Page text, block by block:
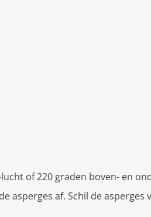
of 220 graden boven- en
asperges af. Schil de asperges